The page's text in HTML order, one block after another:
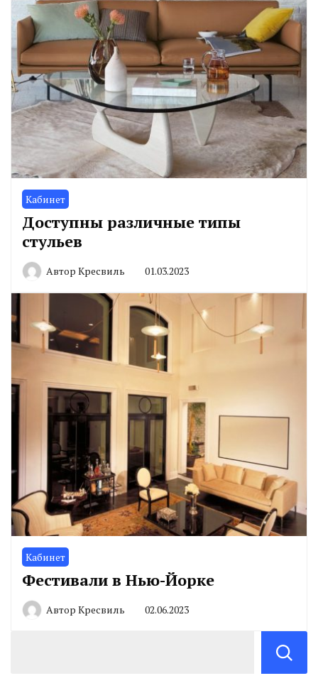
Кабинет
Доступны различные типы
стульев
Автор Кресвиль 01.03.2023
Кабинет
Фестивали в Нью-Йорке
Автор Кресвиль 02.06.2023